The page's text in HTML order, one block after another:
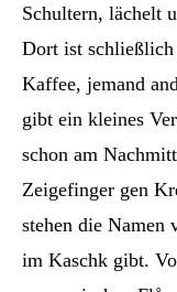
Schultern, lächelt
Dort ist schließlich
Kaffee, jemand
gibt ein kleines
schon am
Zeigefinger gen
stehen die Namen
im Kaschk gibt.